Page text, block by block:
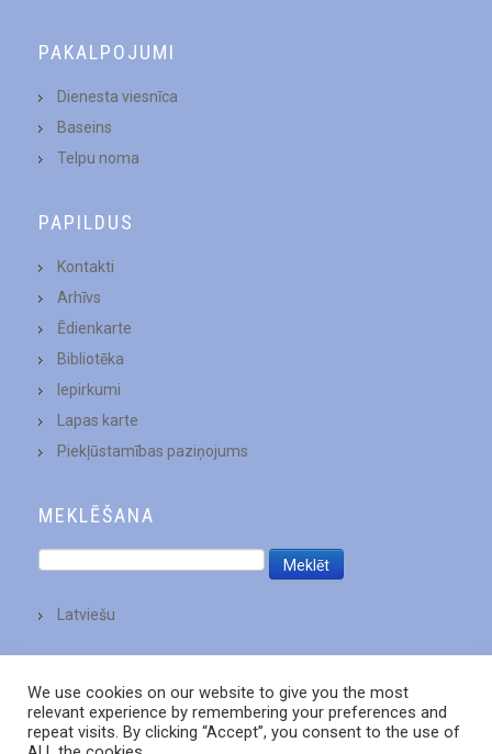
PAKALPOJUMI
Dienesta viesnīca
Baseins
Telpu noma
PAPILDUS
Kontakti
Arhīvs
Ēdienkarte
Bibliotēka
Iepirkumi
Lapas karte
Piekļūstamības paziņojums
MEKLĒŠANA
Latviešu
We use cookies on our website to give you the most
relevant experience by remembering your preferences and
repeat visits. By clicking “Accept”, you consent to the use of